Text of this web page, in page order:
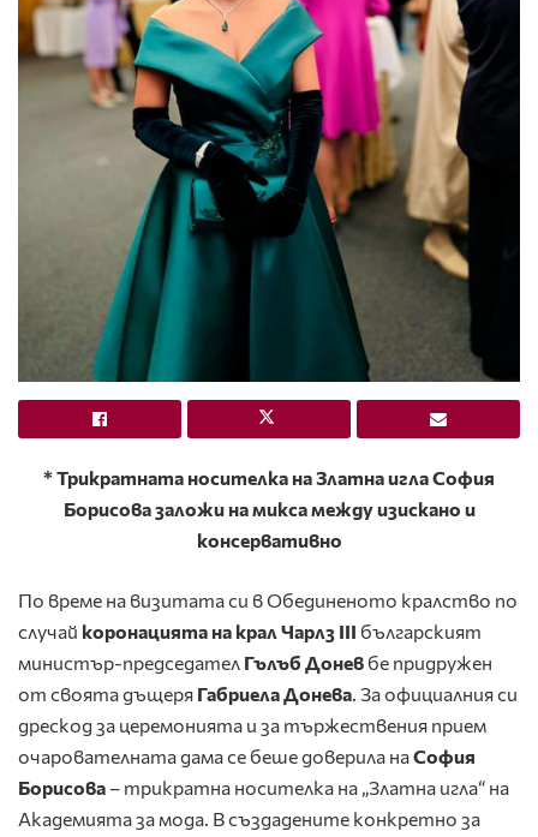
* Трикратната носителка на Златна игла София
Борисова заложи на микса между изискано и
консервативно
По време на визитата си в Обединеното кралство по
случай коронацията на крал Чарлз ІІІ българският
министър-председател Гълъб Донев бе придружен
от своята дъщеря Габриела Донева. За официалния си
дрескод за церемонията и за тържествения прием
очарователната дама се беше доверила наСофия
Борисова – трикратна носителка на „Златна игла“ на
Академията за мода. В създадените конкретно за